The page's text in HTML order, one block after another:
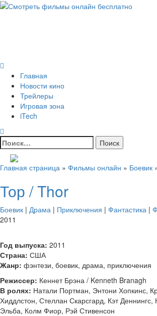
Skip
MenuГлавная
Новости кино
Трейлеры
Игровая зона
iTech
Найти:
Главная страница » Фильмы онлайн » Боевик
Тор / Thor
Боевик | Драма | Приключения | Фантастика |
2011
Год выпуска: 2011
Страна: США
Жанр: фэнтези, боевик, драма, приключения
Режиссер: Кеннет Брэна / Kenneth Branagh
В ролях: Натали Портман, Энтони Хопкинс,
Хиддлстон, Стеллан Скарсгард, Кэт Деннингс,
Эльба, Колм Фиор, Рэй Стивенсон